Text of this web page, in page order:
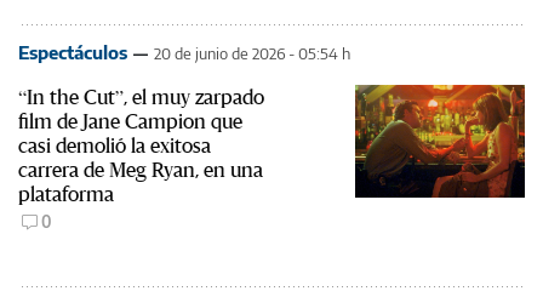
Espectáculos 20 de junio de 2026 - 05:54 h
“In the Cut”, el muy zarpado
film de Jane Campion que
casi demolió la exitosa
carrera de Meg Ryan, en una
plataforma
0